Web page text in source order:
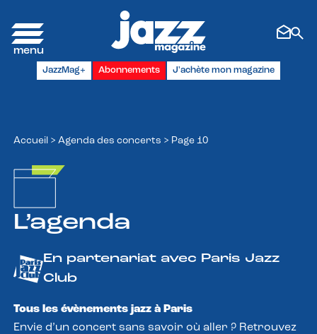
JazzMag+ Abonnements J'achète mon magazine
Accueil > Agenda des concerts > Page 10
L’agenda
En partenariat avec Paris Jazz
Club
Tous les évènements jazz à Paris
Envie d’un concert sans savoir où aller ? Retrouvez